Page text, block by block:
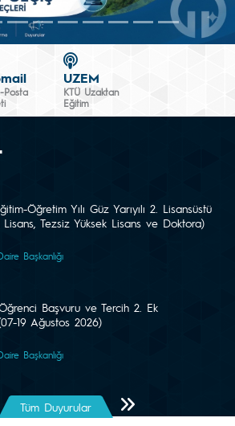
Posta
UZEM
KTÜ Uzaktan
Eğitim
Öğretim Yılı Güz Yarıyılı 2. Lisansüstü
Lisans, Tezsiz Yüksek Lisans ve Doktora)
Başkanlığı
Başvuru ve Tercih 2. Ek
19 Ağustos 2026)
Başkanlığı
Sayfa
Tüm Duyurular Sonraki Sayfa